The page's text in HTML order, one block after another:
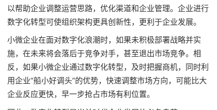
以帮助企业调整运营思路，优化渠道和企业管理。企业进行
数字化转型可使组织架构更具创新性，更利于企业发展。
小微企业在面对数字化浪潮时，如果未积极部署战略并实
施，在未来将会落后于竞争对手，甚至退出市场竞争。相
反，如果小微企业通过数字化转型，及时把握商机，同时利
用企业“船小好调头”的优势，快速调整市场方向，可能比大
企业反应更快，早一步抢占市场有利位置。